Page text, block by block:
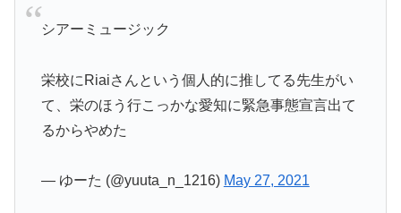
シアーミュージック
栄校にRiaiさんという個人的に推してる先生がい
て、栄のほう行こっかな愛知に緊急事態宣言出て
るからやめた
— ゆーた (@yuuta_n_1216) May 27, 2021